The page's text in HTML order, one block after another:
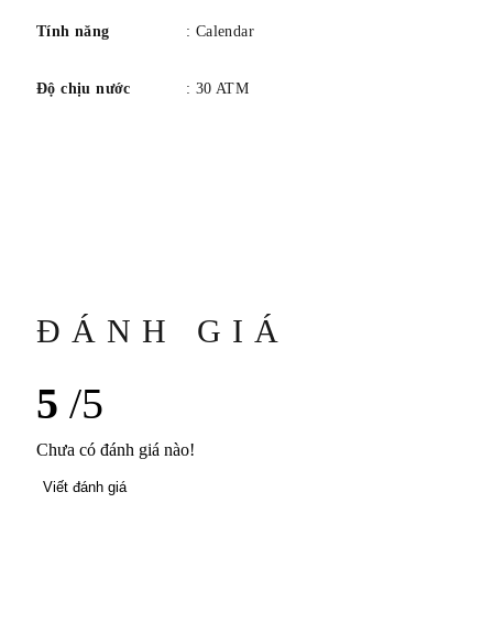
Tính năng : Calendar
Độ chịu nước : 30 ATM
ĐÁNH GIÁ
5 /5
Chưa có đánh giá nào!
Viết đánh giá